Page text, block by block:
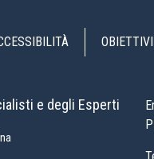
e degli Esperti